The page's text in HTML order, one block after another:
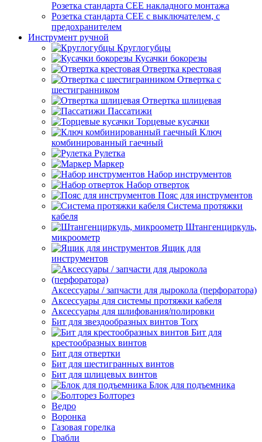
Розетка стандарта СЕЕ накладного монтажа
Розетка стандарта СЕЕ с выключателем, с
предохранителем
Инструмент ручной
Круглогубцы
Кусачки бокорезы
Отвертка крестовая
Отвертка с
шестигранником
Отвертка шлицевая
Пассатижи
Торцевые кусачки
Ключ
комбинированный гаечный
Рулетка
Маркер
Набор инструментов
Набор отверток
Пояс для инструментов
Система протяжки
кабеля
Штангенциркуль,
микроометр
Ящик для
инструментов
Аксессуары / запчасти для дырокола (перфоратора)
Аксессуары для системы протяжки кабеля
Аксессуары для шлифования/полировки
Бит для звездообразных винтов Torx
Бит для
крестообразных винтов
Бит для отвертки
Бит для шестигранных винтов
Бит для шлицевых винтов
Блок для подъемника
Болторез
Ведро
Воронка
Газовая горелка
Грабли